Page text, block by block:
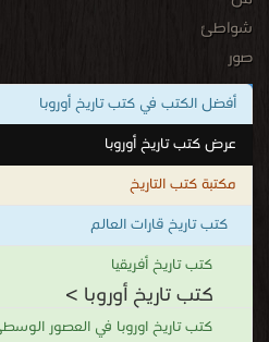
شواطئ
صور
في
جنوب
لبنان
التي
أحبها
زيوس
وأصبحت
عشيقاته
أفضل الكتب في كتب تاريخ أوروبا
عرض كتب تاريخ أوروبا
مكتبة كتب التاريخ
كتب تاريخ قارات العالم
كتب تاريخ أفريقيا
كتب تاريخ أوروبا >
كتب تاريخ اوروبا في العصور